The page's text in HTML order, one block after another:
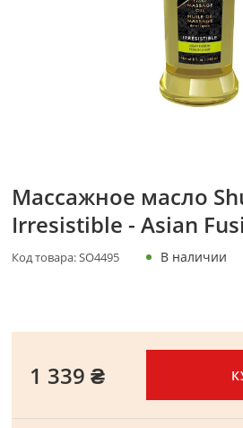
Массажное масло
Irresistible - Asian
Код товара:SO4495 В наличии
1 339 ₴